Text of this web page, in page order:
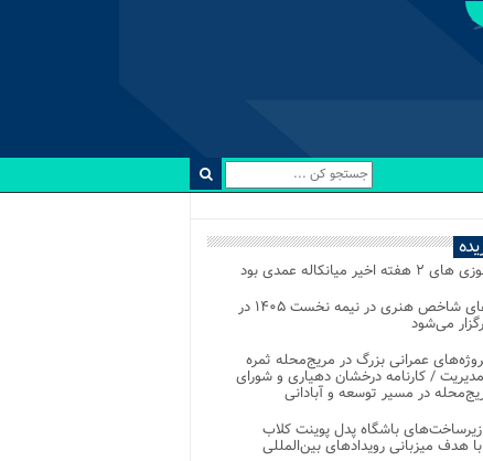
میانکاله عمدی بود
رویدادهای شاخص هنری در نیمه نخست ۱۴۰۵ در
می‌شود
عمرانی بزرگ در مریج‌محله ثمره
/ کارنامه درخشان دهیاری و شورای
در مسیر توسعه و آبادانی
باشگاه پدل پوینت کلاب
هدف میزبانی رویدادهای بین‌المللی